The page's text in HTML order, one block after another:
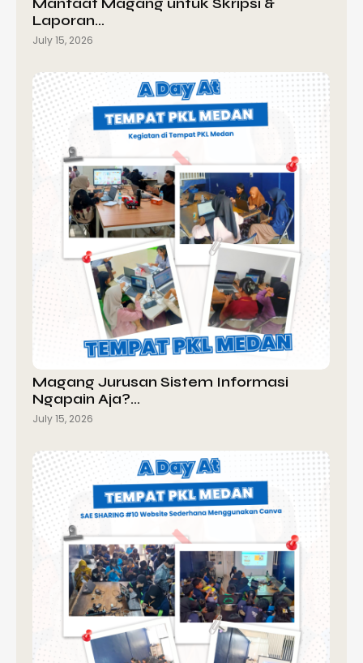
Laporan…
July 15, 2026
Magang Jurusan Sistem Informasi
Ngapain Aja?…
July 15, 2026